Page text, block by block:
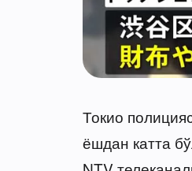
Токио
ёшдан катта